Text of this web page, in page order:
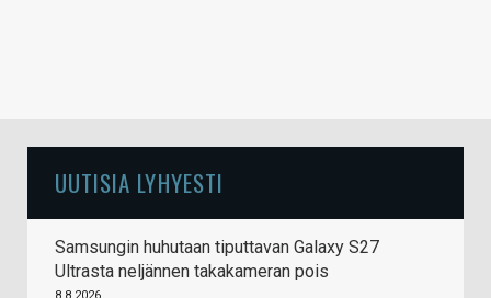
UUTISIA LYHYESTI
Samsungin huhutaan tiputtavan Galaxy S27
Ultrasta neljännen takakameran pois